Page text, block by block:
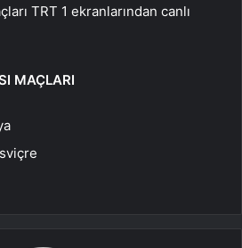
TRT 1 ekranlarından canlı
MAÇLARI